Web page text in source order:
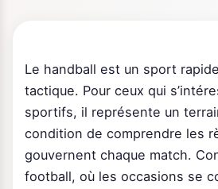
Le handball est un sport
tactique. Pour ceux qui
sportifs, il représente un
condition de comprendre les
gouvernent chaque match.
football, où les occasions se